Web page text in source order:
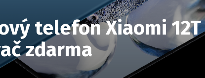
telefon Xiaomi
zdarma